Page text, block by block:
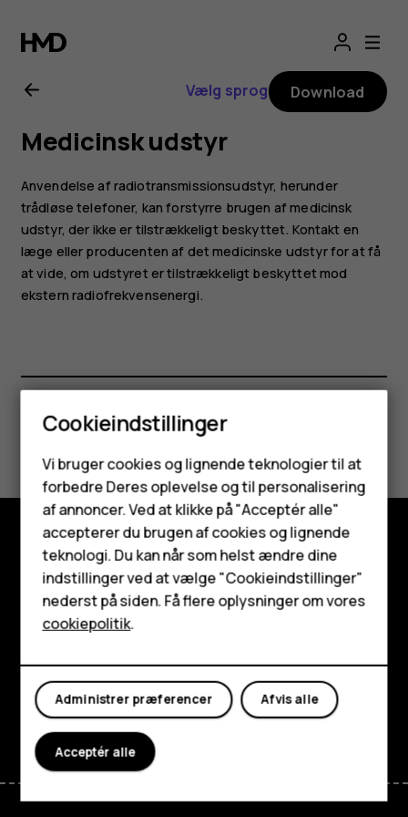
Brugervejledning
til
Nokia
XR20
Smartphones
Feature-telefoner
Tilbehør
HMD Terra M
Tablets
Min konto
Vælg sprog Download
Medicinsk udstyr
Anvendelse af radiotransmissionsudstyr, herunder
trådløse telefoner, kan forstyrre brugen af medicinsk
udstyr, der ikke er tilstrækkeligt beskyttet. Kontakt en
læge eller producenten af det medicinske udstyr for at få
at vide, om udstyret er tilstrækkeligt beskyttet mod
ekstern radiofrekvensenergi.
Synes du, dette var nyttigt?
Ja Nej
Udforsk
Om
Planet and people
Support
FacebookInstagram
TiktokYoutubeLinkedinDiscord
Cookieindstillinger
Vi bruger cookies og lignende teknologier til at
forbedre Deres oplevelse og til personalisering
af annoncer. Ved at klikke på "Acceptér alle"
accepterer du brugen af cookies og lignende
teknologi. Du kan når som helst ændre dine
indstillinger ved at vælge "Cookieindstillinger"
nederst på siden. Få flere oplysninger om vores
cookiepolitik.
Afvis alle
Administrer præferencer
Acceptér alle